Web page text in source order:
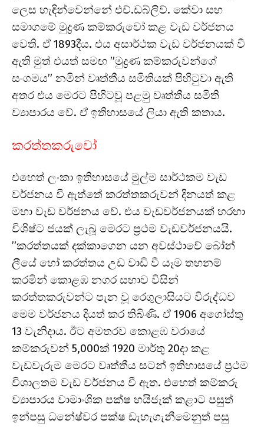
ලෙස හැඳින්වෙන්නේ එච්.ඩබ්ලිව්. කේවා සහ
සමාගමේ මුද්‍රණ කම්කරුවෝ කළ වැඩ වර්ජනය
වෙති. ඒ 1893දීය. එය අසාර්ථක වැඩ වර්ජනයක් වී
ඇති මුත් එයත් සමඟ ”මුද්‍රණ කම්කරුවන්ගේ
සංගමය” නමින් වෘත්තීය සමිතියක් පිහිටුවා ඇති
අතර එය මෙරට පිහිටවූ පළමු වෘත්තීය සමිති
ව්‍යාපාරය වේ. ඒ ඉතිහාසයේ ලියා ඇති කතාය.
කරත්තකරුවෝ
එහෙත් ලංකා ඉතිහාසයේ මුල්ම සාර්ථකම වැඩ
වර්ජනය වී ඇත්තේ කරත්තකරුවන් දිනයත් කළ
මහා වැඩ වර්ජනය වේ. එය වැඩවර්ජනයක් හරහා
විශිෂ්ට ජයක් ලැබූ මෙරට ප්‍රථම වැඩවර්ජනයයි.
”කරත්තයක් දක්කාගෙන යන අවස්ථාවේ බෝන්
ලීයේ හෝ කරත්තය උඩ වාඩි වී යෑම තහනම්
කරමින් කොළඹ නගර සභාව විසින්
කරත්තකරුවන්ට පැන වූ රෙගුලාසියට විරුද්ධව
මෙම වර්ජනය දියත් කර තිබිණි. ඒ 1906 අගෝස්තු
13 වැනිදාය. ඊට අමතරව කොළඹ වරායේ
කම්කරුවන් 5,000ක් 1920 මාර්තු 20දා කළ
වැඩවැරුම මෙරට වෘත්තීය සටන් ඉතිහාසයේ ප්‍රථම
විශාලතම වැඩ වර්ජනය වී ඇත. එහෙත් කම්කරු
ව්‍යාපාරය වාමාංශික පක්ෂ හයිජැක් කළාට පසුත්
ඉන්පසු ධනේෂ්වර පක්ෂ ඩැහැගැනීමෙනුත් පසු